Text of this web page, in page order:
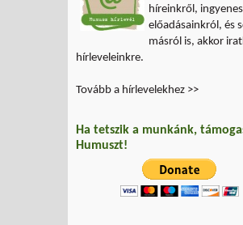
híreinkről, ingyenes
előadásainkról, és
másról is, akkor
hírleveleinkre.
Tovább a hírlevelekhez >>
Ha tetszik a munkánk,
Humuszt!